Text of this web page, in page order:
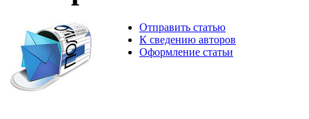
Отправить статью
К сведению авторов
Оформление статьи